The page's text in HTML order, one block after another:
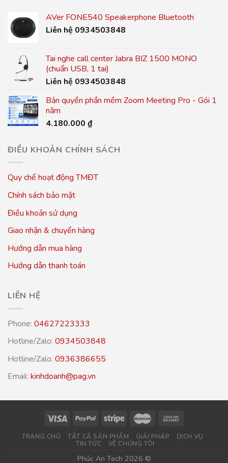
AVer FONE540 Speakerphone Bluetooth
Liên hệ 0934503848
Tai nghe call center Jabra BIZ 1500 MONO
(chuẩn USB, 1 tai)
Liên hệ 0934503848
Bản quyền phần mềm Zoom Meeting Pro - Gói 1
năm
4.180.000 ₫
ĐIỀU KHOẢN CHÍNH SÁCH
Quy chế hoạt động TMĐT
Chính sách bảo mật
Điều khoản sử dụng
Giao nhận & chuyển hàng
Hướng dẫn mua hàng
Hướng dẫn thanh toán
LIÊN HỆ
Phone: 04627223333
Hotline/Zalo: 0934503848
Hotline/Zalo: 0936386655
Email: kinhdoanh@pag.vn
TRANG CHỦ TẤT CẢ SẢN PHẨM GIẢI PHÁP
DỊCH VỤ
TIN TỨC
VỀ CHÚNG TÔI
Phúc An Tech 2026 ©